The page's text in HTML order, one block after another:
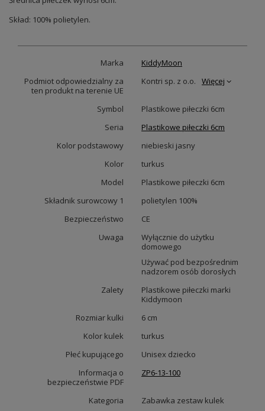
Skład: 100% polietylen.
Marka
KiddyMoon
Podmiot odpowiedzialny za
ten produkt na terenie UE
Kontri sp. z o.o. Więcej
Symbol
Plastikowe piłeczki 6cm
Seria
Plastikowe piłeczki 6cm
Kolor podstawowy
niebieski jasny
Kolor
turkus
Model
Plastikowe piłeczki 6cm
Składnik surowcowy 1
polietylen 100%
Bezpieczeństwo
CE
Uwaga
Wyłącznie do użytku
domowego
Używać pod bezpośrednim
nadzorem osób dorosłych
Zalety
Plastikowe piłeczki marki
Kiddymoon
Rozmiar kulki
6 cm
Kolor kulek
turkus
Płeć kupującego
Unisex dziecko
Informacja o
bezpieczeństwie PDF
ZP6-13-100
Kategoria
Zabawka zestaw kulek